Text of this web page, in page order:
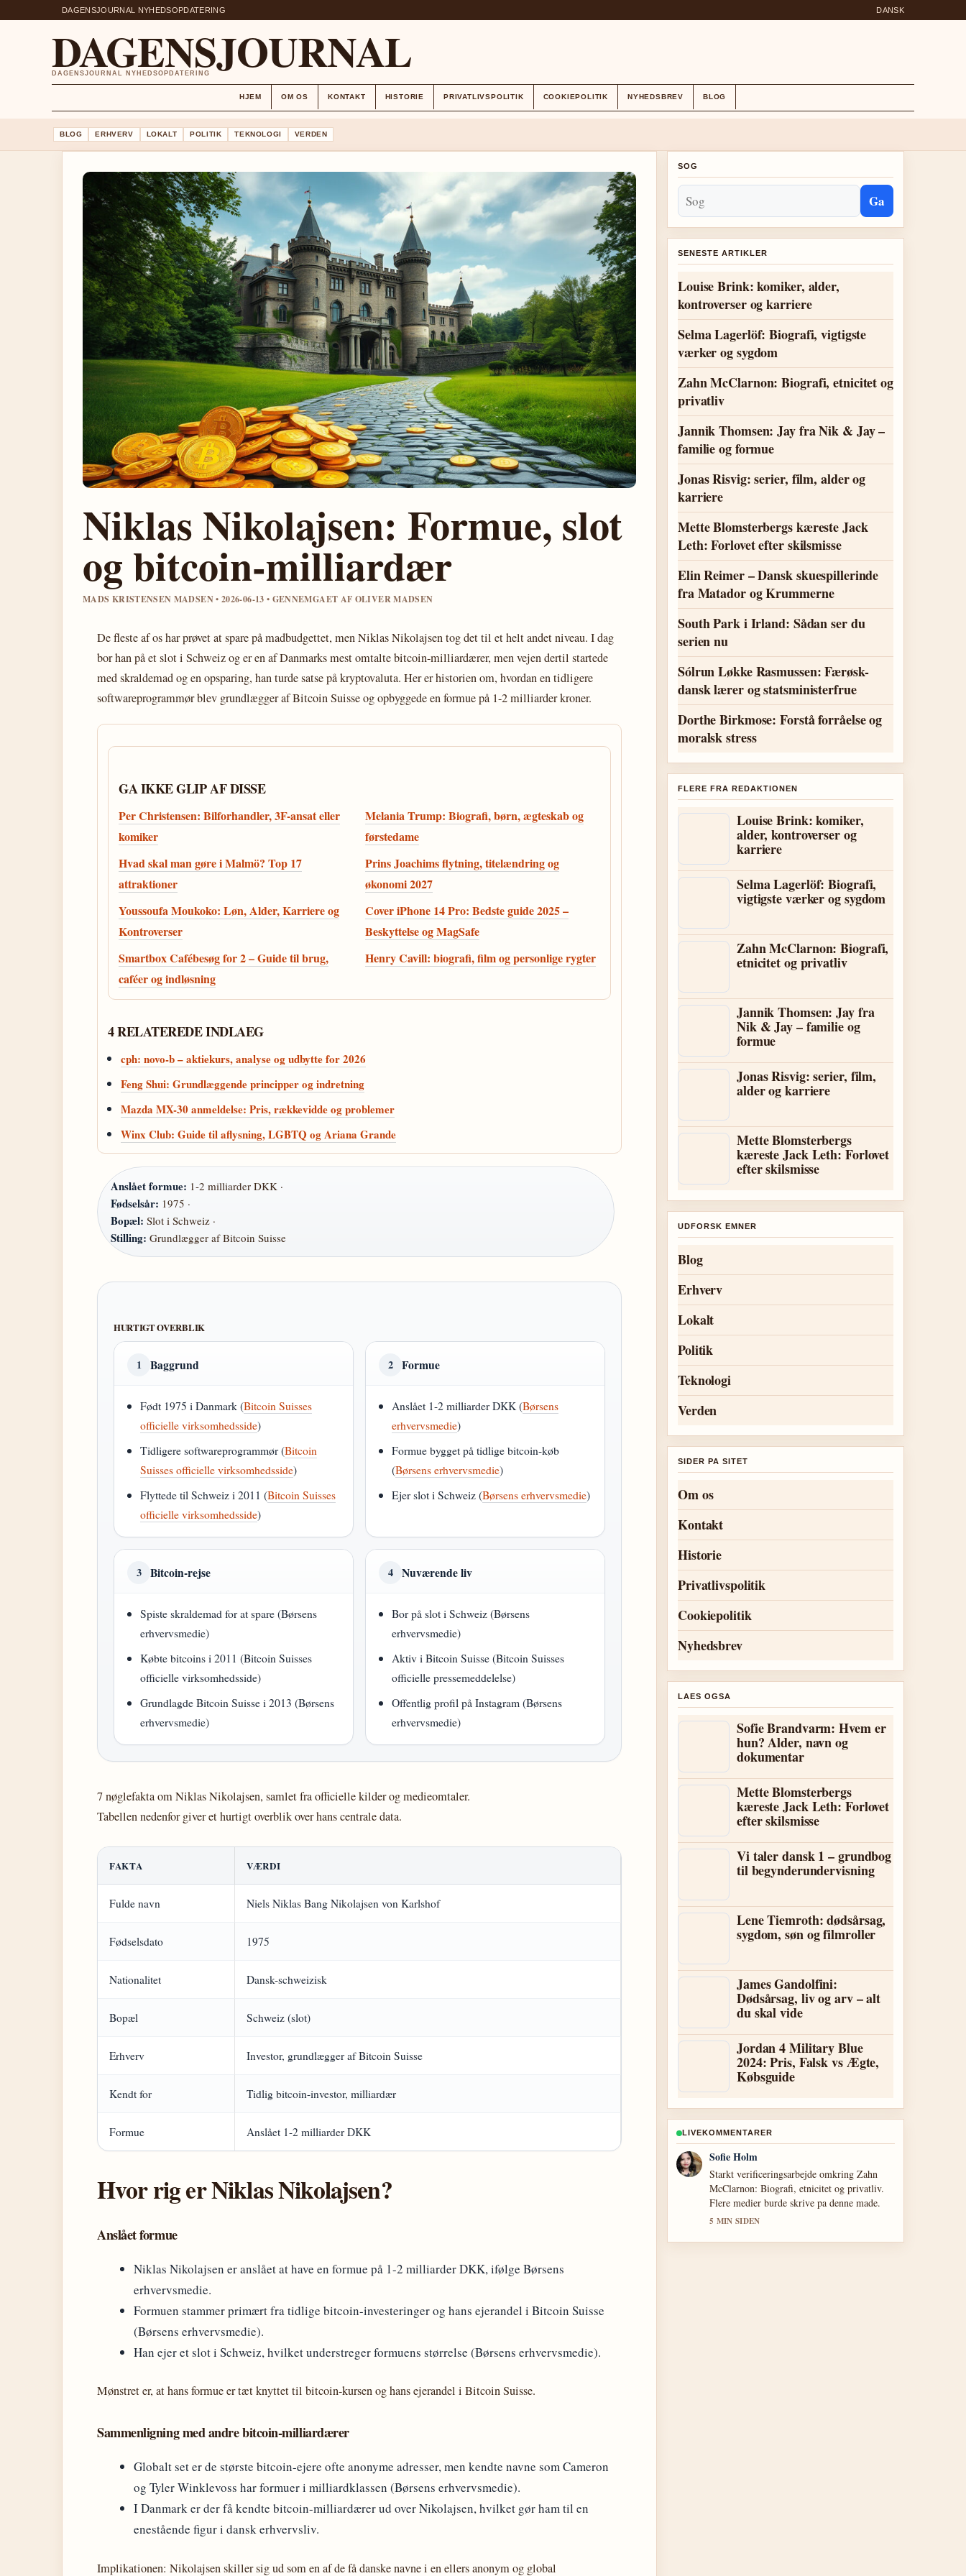
DAGENSJOURNAL NYHEDSOPDATERING DANSK
DAGENSJOURNAL
DAGENSJOURNAL NYHEDSOPDATERING
HJEM OM OS KONTAKT HISTORIE PRIVATLIVSPOLITIK COOKIEPOLITIK NYHEDSBREV BLOG
BLOG ERHVERV LOKALT POLITIK TEKNOLOGI VERDEN
Niklas Nikolajsen: Formue, slot
og bitcoin-milliardær
MADS KRISTENSEN MADSEN • 2026-06-13 • GENNEMGAET AF OLIVER MADSEN
De fleste af os har prøvet at spare på madbudgettet, men Niklas Nikolajsen tog det til et helt andet niveau. I dag
bor han på et slot i Schweiz og er en af Danmarks mest omtalte bitcoin-milliardærer, men vejen dertil startede
med skraldemad og en opsparing, han turde satse på kryptovaluta. Her er historien om, hvordan en tidligere
softwareprogrammør blev grundlægger af Bitcoin Suisse og opbyggede en formue på 1-2 milliarder kroner.
GA IKKE GLIP AF DISSE
Per Christensen: Bilforhandler, 3F-ansat eller
komiker
Melania Trump: Biografi, børn, ægteskab og
førstedame
Hvad skal man gøre i Malmö? Top 17
attraktioner
Prins Joachims flytning, titelændring og
økonomi 2027
Youssoufa Moukoko: Løn, Alder, Karriere og
Kontroverser
Cover iPhone 14 Pro: Bedste guide 2025 –
Beskyttelse og MagSafe
Smartbox Cafébesøg for 2 – Guide til brug,
caféer og indløsning
Henry Cavill: biografi, film og personlige rygter
4 RELATEREDE INDLAEG
cph: novo-b – aktiekurs, analyse og udbytte for 2026
Feng Shui: Grundlæggende principper og indretning
Mazda MX-30 anmeldelse: Pris, rækkevidde og problemer
Winx Club: Guide til aflysning, LGBTQ og Ariana Grande
Anslået formue: 1-2 milliarder DKK ·
Fødselsår: 1975 ·
Bopæl: Slot i Schweiz ·
Stilling: Grundlægger af Bitcoin Suisse
HURTIGT OVERBLIK
1 Baggrund
Født 1975 i Danmark (Bitcoin Suisses
officielle virksomhedsside)
Tidligere softwareprogrammør (Bitcoin
Suisses officielle virksomhedsside)
Flyttede til Schweiz i 2011 (Bitcoin Suisses
officielle virksomhedsside)
2 Formue
Anslået 1-2 milliarder DKK (Børsens
erhvervsmedie)
Formue bygget på tidlige bitcoin-køb
(Børsens erhvervsmedie)
Ejer slot i Schweiz (Børsens erhvervsmedie)
3 Bitcoin-rejse
Spiste skraldemad for at spare (Børsens
erhvervsmedie)
Købte bitcoins i 2011 (Bitcoin Suisses
officielle virksomhedsside)
Grundlagde Bitcoin Suisse i 2013 (Børsens
erhvervsmedie)
4 Nuværende liv
Bor på slot i Schweiz (Børsens
erhvervsmedie)
Aktiv i Bitcoin Suisse (Bitcoin Suisses
officielle pressemeddelelse)
Offentlig profil på Instagram (Børsens
erhvervsmedie)
7 nøglefakta om Niklas Nikolajsen, samlet fra officielle kilder og medieomtaler.
Tabellen nedenfor giver et hurtigt overblik over hans centrale data.
FAKTA VÆRDI
Fulde navn Niels Niklas Bang Nikolajsen von Karlshof
Fødselsdato 1975
Nationalitet Dansk-schweizisk
Bopæl Schweiz (slot)
Erhverv Investor, grundlægger af Bitcoin Suisse
Kendt for Tidlig bitcoin-investor, milliardær
Formue Anslået 1-2 milliarder DKK
Hvor rig er Niklas Nikolajsen?
Anslået formue
Niklas Nikolajsen er anslået at have en formue på 1-2 milliarder DKK, ifølge Børsens
erhvervsmedie.
Formuen stammer primært fra tidlige bitcoin-investeringer og hans ejerandel i Bitcoin Suisse
(Børsens erhvervsmedie).
Han ejer et slot i Schweiz, hvilket understreger formuens størrelse (Børsens erhvervsmedie).
Mønstret er, at hans formue er tæt knyttet til bitcoin-kursen og hans ejerandel i Bitcoin Suisse.
Sammenligning med andre bitcoin-milliardærer
Globalt set er de største bitcoin-ejere ofte anonyme adresser, men kendte navne som Cameron
og Tyler Winklevoss har formuer i milliardklassen (Børsens erhvervsmedie).
I Danmark er der få kendte bitcoin-milliardærer ud over Nikolajsen, hvilket gør ham til en
enestående figur i dansk erhvervsliv.
Implikationen: Nikolajsen skiller sig ud som en af de få danske navne i en ellers anonym og global
SOG
Ga
SENESTE ARTIKLER
Louise Brink: komiker, alder,
kontroverser og karriere
Selma Lagerlöf: Biografi, vigtigste
værker og sygdom
Zahn McClarnon: Biografi, etnicitet og
privatliv
Jannik Thomsen: Jay fra Nik & Jay –
familie og formue
Jonas Risvig: serier, film, alder og
karriere
Mette Blomsterbergs kæreste Jack
Leth: Forlovet efter skilsmisse
Elin Reimer – Dansk skuespillerinde
fra Matador og Krummerne
South Park i Irland: Sådan ser du
serien nu
Sólrun Løkke Rasmussen: Færøsk-
dansk lærer og statsministerfrue
Dorthe Birkmose: Forstå forråelse og
moralsk stress
FLERE FRA REDAKTIONEN
Louise Brink: komiker,
alder, kontroverser og
karriere
Selma Lagerlöf: Biografi,
vigtigste værker og sygdom
Zahn McClarnon: Biografi,
etnicitet og privatliv
Jannik Thomsen: Jay fra
Nik & Jay – familie og
formue
Jonas Risvig: serier, film,
alder og karriere
Mette Blomsterbergs
kæreste Jack Leth: Forlovet
efter skilsmisse
UDFORSK EMNER
Blog
Erhverv
Lokalt
Politik
Teknologi
Verden
SIDER PA SITET
Om os
Kontakt
Historie
Privatlivspolitik
Cookiepolitik
Nyhedsbrev
LAES OGSA
Sofie Brandvarm: Hvem er
hun? Alder, navn og
dokumentar
Mette Blomsterbergs
kæreste Jack Leth: Forlovet
efter skilsmisse
Vi taler dansk 1 – grundbog
til begynderundervisning
Lene Tiemroth: dødsårsag,
sygdom, søn og filmroller
James Gandolfini:
Dødsårsag, liv og arv – alt
du skal vide
Jordan 4 Military Blue
2024: Pris, Falsk vs Ægte,
Købsguide
LIVEKOMMENTARER
Lukas Pedersen
Stark gennemgang af Louise Brink: komiker,
alder, kontroverser og karriere. Det er den
klareste opsummering jeg har set i dag.
7 MIN SIDEN